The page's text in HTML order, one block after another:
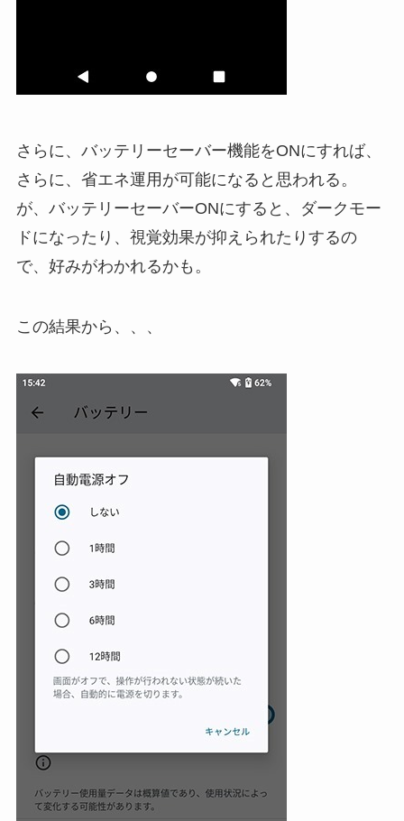
さらに、バッテリーセーバー機能をONにすれば、
さらに、省エネ運用が可能になると思われる。
が、バッテリーセーバーONにすると、ダークモー
ドになったり、視覚効果が抑えられたりするの
で、好みがわかれるかも。
この結果から、、、